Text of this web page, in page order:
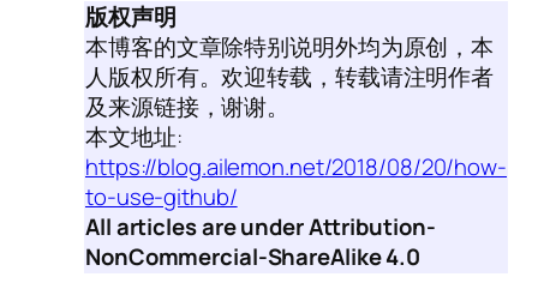
版权声明
本博客的文章除特别说明外均为原创，本
人版权所有。欢迎转载，转载请注明作者
及来源链接，谢谢。
本文地址:
https://blog.ailemon.net/2018/08/20/how-
to-use-github/
All articles are under Attribution-
NonCommercial-ShareAlike 4.0